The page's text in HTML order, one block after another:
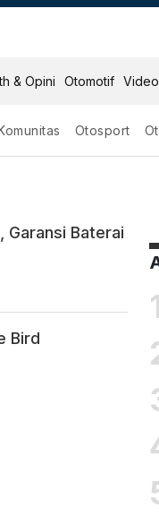
& Opini Otomotif Video
Otosport
Garansi Baterai
Bird